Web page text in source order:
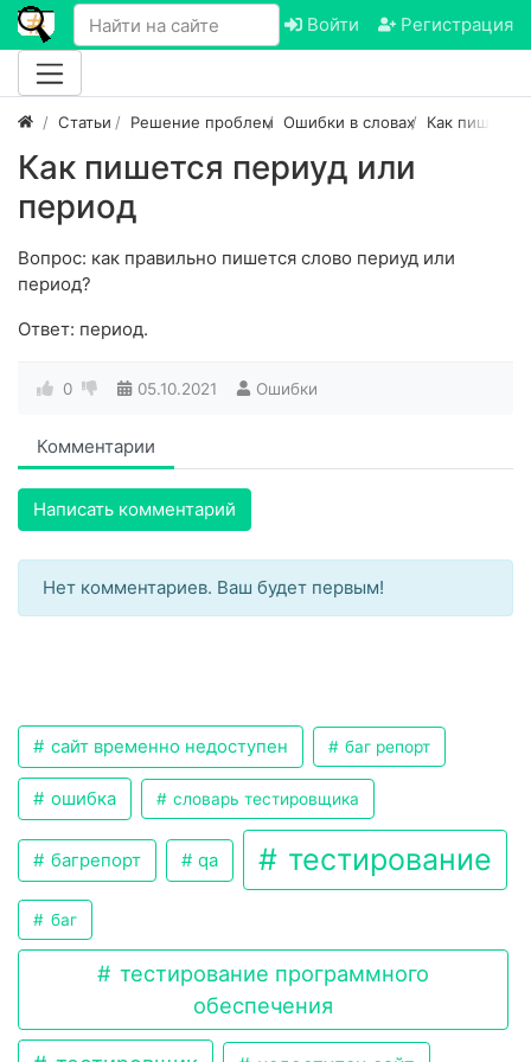
Войти Регистрация
Статьи Решение проблем Ошибки в словах Как пишется
Как пишется периуд или
период
Вопрос: как правильно пишется слово периуд или
период?
Ответ: период.
0 05.10.2021 Ошибки
Комментарии
Написать комментарий
Нет комментариев. Ваш будет первым!
сайт временно недоступен баг репорт
ошибка словарь тестировщика
багрепорт qa тестирование
баг
тестирование программного
обеспечения